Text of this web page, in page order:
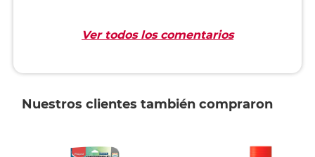
Ver todos los comentarios
Nuestros clientes también compraron